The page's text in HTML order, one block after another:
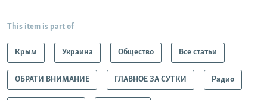
This item is part of
Крым Украина Общество Все статьи
ОБРАТИ ВНИМАНИЕ ГЛАВНОЕ ЗА СУТКИ Радио